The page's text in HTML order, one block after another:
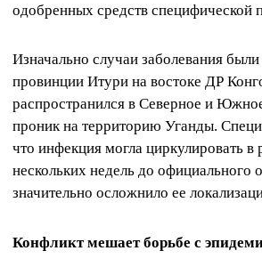
одобренных средств специфической
Изначально случаи заболевания
провинции Итури на востоке ДР
распространился в Северное и
проник на территорию Уганды.
что инфекция могла циркулировать в
нескольких недель до официального
значительно осложнило ее
Конфликт мешает борьбе с